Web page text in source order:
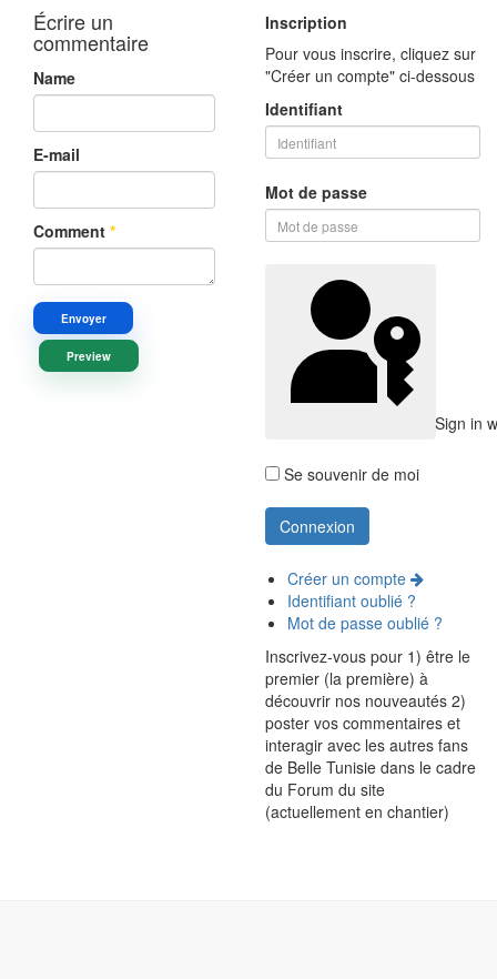
Écrire un
commentaire
Name
E-mail
Comment *
Envoyer
Preview
Inscription
Pour vous inscrire, cliquez sur
"Créer un compte" ci-dessous
Identifiant
Mot de passe
Sign in
Se souvenir de moi
Créer un compte
Identifiant oublié ?
Mot de passe oublié ?
Inscrivez-vous pour 1) être le
premier (la première) à
découvrir nos nouveautés 2)
poster vos commentaires et
interagir avec les autres fans
de Belle Tunisie dans le cadre
du Forum du site
(actuellement en chantier)